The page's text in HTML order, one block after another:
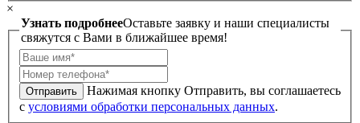
×
Узнать подробнееОставьте заявку и наши специалисты
свяжутся с Вами в ближайшее время!
Отправить
Нажимая кнопку Отправить, вы соглашаетесь
с условиями обработки персональных данных.